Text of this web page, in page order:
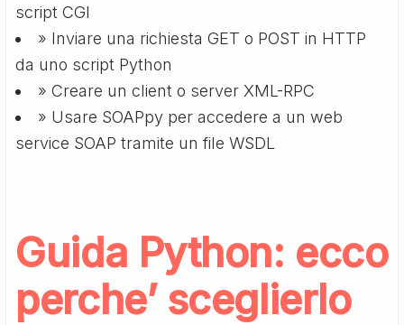
script CGI
» Inviare una richiesta GET o POST in HTTP
da uno script Python
» Creare un client o server XML-RPC
» Usare SOAPpy per accedere a un web
service SOAP tramite un file WSDL
Guida Python: ecco
perche’ sceglierlo